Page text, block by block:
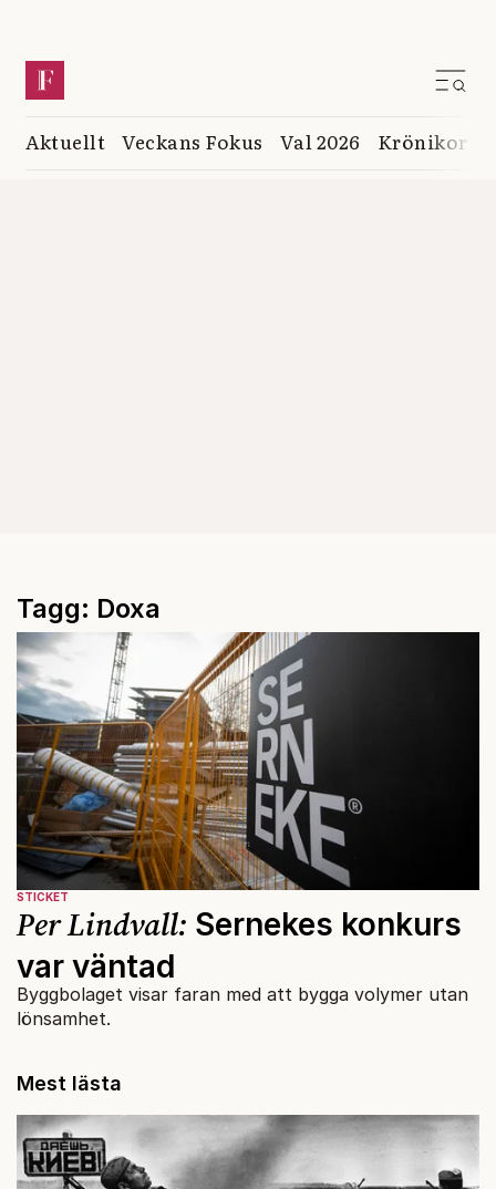
Aktuellt Veckans Fokus Val 2026 Krönikor
Tagg: Doxa
STICKET
Per Lindvall: Sernekes konkurs
var väntad
Byggbolaget visar faran med att bygga volymer utan
lönsamhet.
Mest lästa